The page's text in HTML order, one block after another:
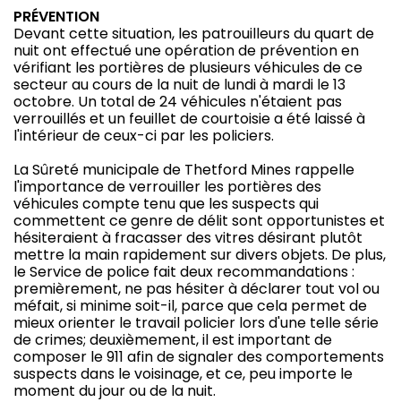
PRÉVENTION
Devant cette situation, les patrouilleurs du quart de
nuit ont effectué une opération de prévention en
vérifiant les portières de plusieurs véhicules de ce
secteur au cours de la nuit de lundi à mardi le 13
octobre. Un total de 24 véhicules n'étaient pas
verrouillés et un feuillet de courtoisie a été laissé à
l'intérieur de ceux-ci par les policiers.
La Sûreté municipale de Thetford Mines rappelle
l'importance de verrouiller les portières des
véhicules compte tenu que les suspects qui
commettent ce genre de délit sont opportunistes et
hésiteraient à fracasser des vitres désirant plutôt
mettre la main rapidement sur divers objets. De plus,
le Service de police fait deux recommandations :
premièrement, ne pas hésiter à déclarer tout vol ou
méfait, si minime soit-il, parce que cela permet de
mieux orienter le travail policier lors d'une telle série
de crimes; deuxièmement, il est important de
composer le 911 afin de signaler des comportements
suspects dans le voisinage, et ce, peu importe le
moment du jour ou de la nuit.